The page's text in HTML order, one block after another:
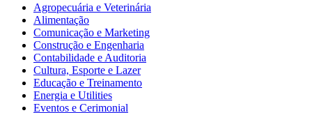
Agropecuária e Veterinária
Alimentação
Comunicação e Marketing
Construção e Engenharia
Contabilidade e Auditoria
Cultura, Esporte e Lazer
Educação e Treinamento
Energia e Utilities
Eventos e Cerimonial